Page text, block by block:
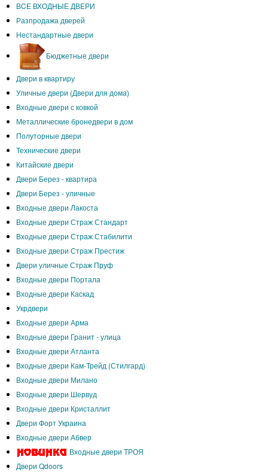
ВCЕ ВХОДНЫЕ ДВЕРИ
Разпродажа дверей
Нестандартные двери
Бюджетные двери
Двери в квартиру
Уличные двери (Двери для дома)
Входные двери с ковкой
Металлические бронедвери в дом
Полуторные двери
Технические двери
Китайские двери
Двери Берез - квартира
Двери Берез - уличные
Входные двери Лакоста
Входные двери Страж Стандарт
Входные двери Страж Стабилити
Входные двери Страж Престиж
Двери уличные Страж Пруф
Входные двери Портала
Входные двери Каскад
Укрдвери
Входные двери Арма
Входные двери Гранит - улица
Входные двери Атланта
Входные двери Кам-Трейд (Стилгард)
Входные двери Милано
Входные двери Шервуд
Входные двери Кристаллит
Двери Форт Украина
Входные двери Абвер
Входные двери ТРОЯ
Двери Qdoors